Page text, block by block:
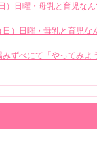
）日曜・母乳と育児な
）日曜・母乳と育児な
ずべにて「やってみよ